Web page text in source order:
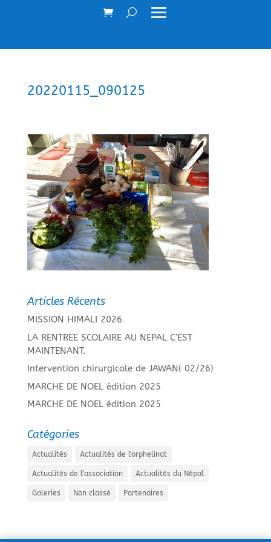
20220115_090125
Articles Récents
MISSION HIMALI 2026
LA RENTREE SCOLAIRE AU NEPAL C’EST
MAINTENANT.
Intervention chirurgicale de JAWAN( 02/26)
MARCHE DE NOEL édition 2025
MARCHE DE NOEL édition 2025
Catégories
Actualités Actualités de l'orphelinat
Actualités de l’association Actualités du Népal
Galeries Non classé Partenaires